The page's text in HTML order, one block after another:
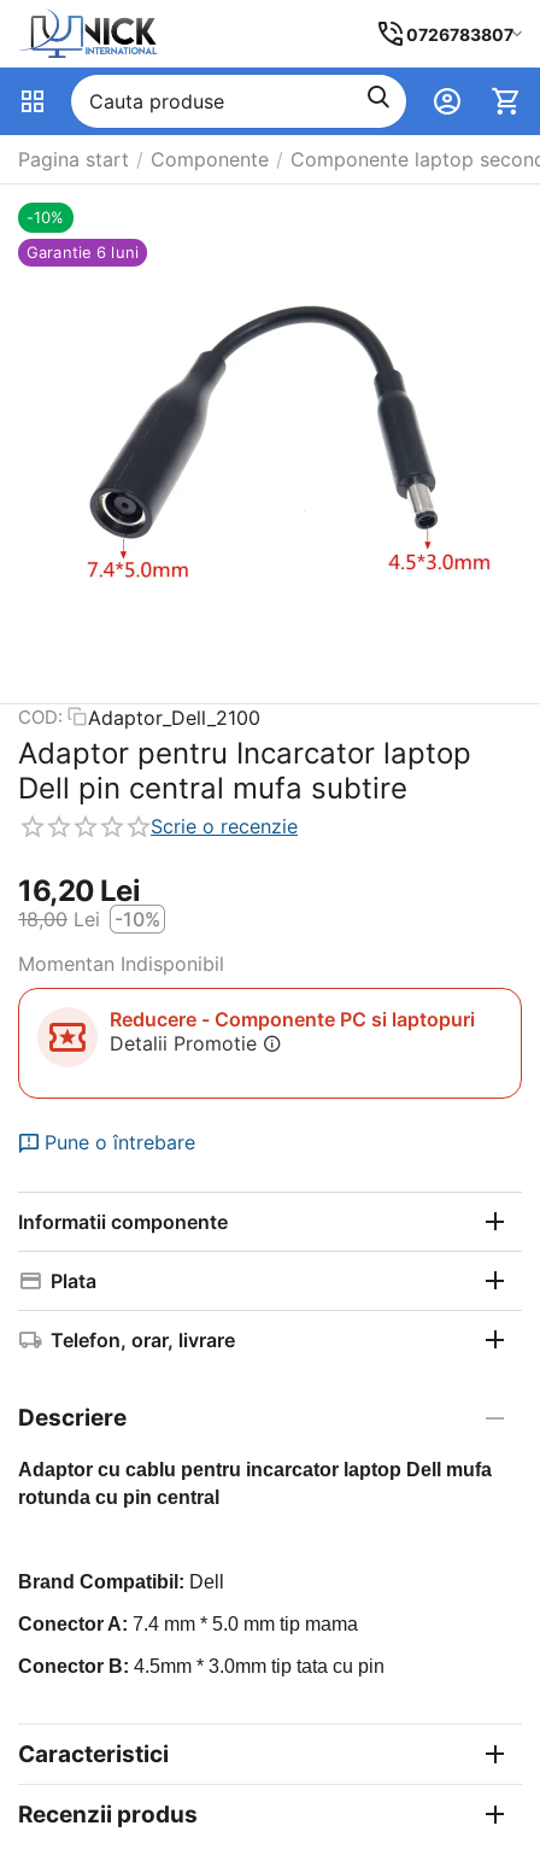
0726783807
Pagina start / Componente / Componente laptop
-10%
Garantie 6 luni
COD: Adaptor_Dell_2100
Adaptor pentru Incarcator laptop
Dell pin central mufa subtire
Scrie o recenzie
16,20 Lei
18,00 Lei
-10%
Momentan Indisponibil
Reducere - Componente PC si laptopuri
Detalii Promotie
Pune o întrebare
Informatii componente
Plata
Telefon, orar, livrare
Descriere
Adaptor cu cablu pentru incarcator laptop Dell mufa
rotunda cu pin central
Brand Compatibil: Dell
Conector A: 7.4 mm * 5.0 mm tip mama
Conector B: 4.5mm * 3.0mm tip tata cu pin
Caracteristici
Recenzii produs